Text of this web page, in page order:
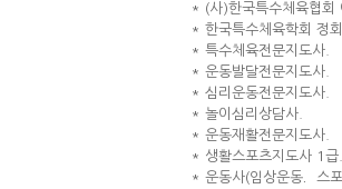
* (사)한국특수체육협회
* 한국특수체육학회 정회
* 특수체육전문지도사.
* 운동발달전문지도사.
* 심리운동전문지도사.
* 놀이심리상담사.
* 운동재활전문지도사.
* 생활스포츠지도사 1급.
* 운동사(임상운동．스